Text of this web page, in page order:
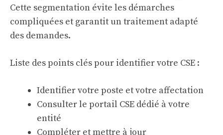
Cette segmentation évite les démarches
compliquées et garantit un traitement adapté
des demandes.
Liste des points clés pour identifier votre CSE :
Identifier votre poste et votre affectation
Consulter le portail CSE dédié à votre
entité
Compléter et mettre à jour